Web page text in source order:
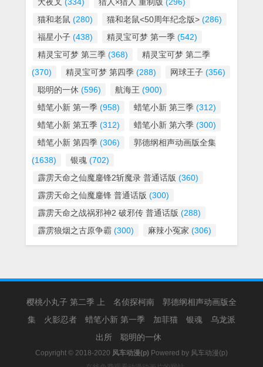
猫和老鼠 (280) 猫和老鼠<50周年纪念版> (286)
福星小子 (438) 精灵宝可梦 第一季 (542)
精灵宝可梦 第三季 (368)
精灵宝可梦 第二季
(370)
精灵宝可梦 第四季 (288) 网球王子 (356)
聪明的一休 (596) 航海王 (900)
蜡笔小新 第一季 (958) 蜡笔小新 第三季 (312)
蜡笔小新 第五季 (312) 蜡笔小新 第六季 (300)
蜡笔小新 第四季 (306)
郭德纲相声动画版全集
(1638)
银魂 (702)
霹雳天命之仙魔鏖锋2斩魔录 普通话版 (360)
霹雳天命之仙魔鏖锋 普通话版 (300)
霹雳天命之战祸邪神2 破邪传 普通话版 (288)
霹雳狼烟之古原争霸 (300) 麻辣小冤家 (306)
樱桃小丸子 第二季 上 名侦探柯南
郭德纲相声动画版全
集
火影忍者 蜡笔小新 第一季 加菲猫 银魂
乌龙派
出所
聪明的一休
Copyright © 2018-2020 风车动漫(p) Powered by 风车动漫(p)